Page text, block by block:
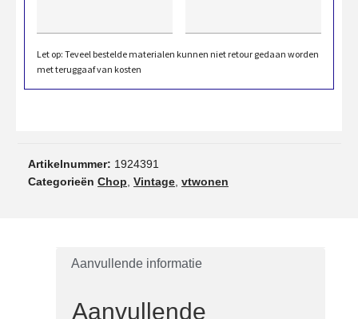
Let op: Teveel bestelde materialen kunnen niet retour gedaan worden
met teruggaaf van kosten
Artikelnummer: 1924391
Categorieën Chop Vintage vtwonen
Aanvullende informatie
Aanvullende